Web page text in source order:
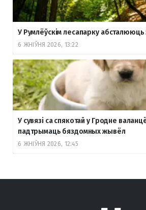
У Румлёўскім лесапарку
6 ЖНІЎНЯ 2026, 13:22
У сувязі са спякотай у Гродне
падтрымаць бяздомных жывёл
6 ЖНІЎНЯ 2026, 12:45